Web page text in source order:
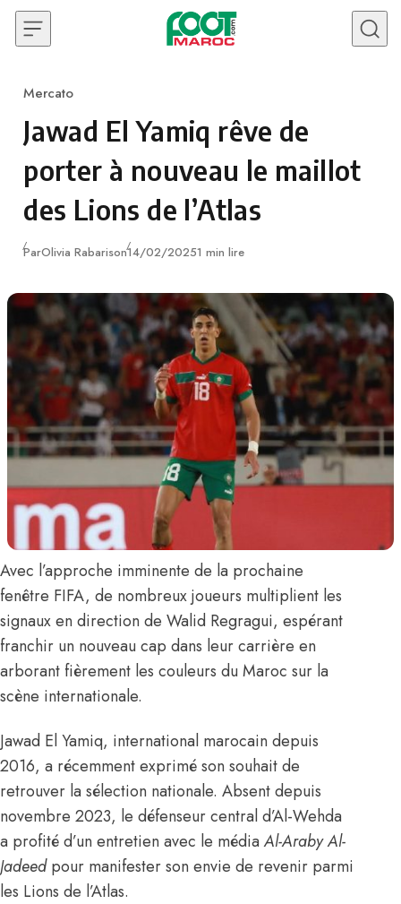
Skip to content
Category
Mercato
Jawad El Yamiq rêve de
porter à nouveau le maillot
des Lions de l’Atlas
ParOlivia RabarisonPublié
14/02/20251 min lire
Avec l’approche imminente de la prochaine
fenêtre FIFA, de nombreux joueurs multiplient les
signaux en direction de Walid Regragui, espérant
franchir un nouveau cap dans leur carrière en
arborant fièrement les couleurs du Maroc sur la
scène internationale.
Jawad El Yamiq, international marocain depuis
2016, a récemment exprimé son souhait de
retrouver la sélection nationale. Absent depuis
novembre 2023, le défenseur central d’Al-Wehda
a profitéd’un entretien avec le médiaAl-Araby Al-
Jadeedpour manifester son envie de revenir parmi
les Lions de l’Atlas.